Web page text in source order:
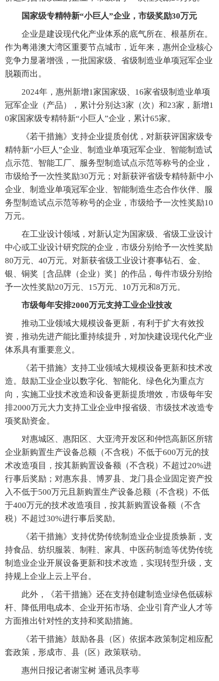
国家级专精特新“小巨人”企业，市级奖励30万元
企业是建设现代化产业体系的底气所在、根基所在。
作为粤港澳大湾区重要节点城市，近年来，惠州企业核心
竞争力显著增强，一批国家级、省级制造业单项冠军企业
脱颖而出。
2024年，惠州新增1家国家级、16家省级制造业单项
冠军企业（产品），累计分别达3家（次）和23家，新增1
0家国家级专精特新“小巨人”企业，累计65家。
《若干措施》支持企业提质创优，对新获评国家级专
精特新“小巨人”企业、制造业单项冠军企业、智能制造试
点示范、智能工厂、服务型制造试点示范等称号的企业，
市级给予一次性奖励30万元；对新获评省级专精特新中小
企业、制造业单项冠军企业、智能制造生态合作伙伴、服
务型制造试点示范等称号的企业，市级给予一次性奖励10
万元。
在工业设计领域，对新认定为国家级、省级工业设计
中心或工业设计研究院的企业，市级分别给予一次性奖励
80万元、40万元。对新获省级工业设计赛事钻石、金、
银、铜奖［含品牌（企业）奖］的作品，每件市级分别给
予一次性奖励20万元、15万元、10万元和8万元。
市级每年安排2000万元支持工业企业技改
推动工业领域大规模设备更新，有利于扩大有效投
资，推动先进产能比重持续提升，对加快建设现代化产业
体系具有重要意义。
《若干措施》支持工业领域大规模设备更新和技术改
造。鼓励工业企业以数字化、智能化、绿色化为重点方
向，实施工业技术改造和设备更新提质增效，市级每年安
排2000万元大力支持工业企业申报省级、市级技术改造专
项奖励资金。
对惠城区、惠阳区、大亚湾开发区和仲恺高新区所辖
企业新购置生产设备总额（不含税）不低于600万元的技
术改造项目，按其新购置设备额（不含税）不超过20%进
行事后奖励；对惠东县、博罗县、龙门县企业固定资产投
入不低于500万元且新购置生产设备总额（不含税）不低
于400万元的技术改造项目，按其新购置设备额（不含
税）不超过30%进行事后奖励。
《若干措施》支持优势传统制造业企业提质焕新，支
持食品、纺织服装、制鞋、家具、中医药制造等优势传统
制造业企业开展设备更新和技术改造，实现转型升级，支
持规上企业上云上平台。
此外，《若干措施》还在支持创建制造业绿色低碳标
杆、降低用电成本、企业开拓市场、企业引育产业人才等
方面推出针对性的支持和奖励措施。
《若干措施》鼓励各县（区）依据本政策制定相应配
套政策，形成市、县（区）政策联动。
惠州日报记者谢宝树 通讯员李萼